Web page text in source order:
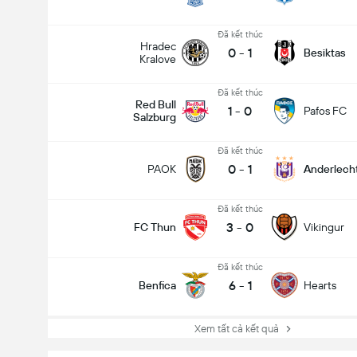
Hradec
Kralove
Đã kết thúc
0 - 1 Besiktas
Red Bull
Salzburg
Đã kết thúc
1 - 0 Pafos FC
PAOK
Đã kết thúc
0 - 1
FC Thun
Đã kết thúc
3 - 0 Vikingur
Benfica
Đã kết thúc
6 - 1 Hearts
Xem tất cả kết quả